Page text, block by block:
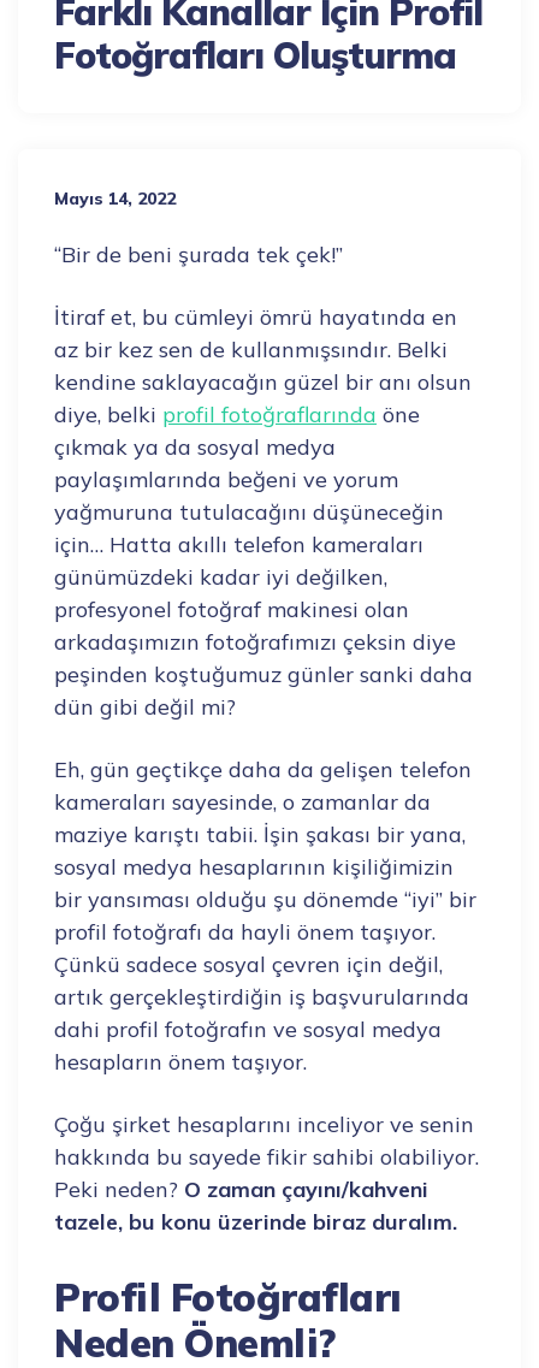
Farklı Kanallar İçin Profil
Fotoğrafları Oluşturma
Mayıs 14, 2022
“Bir de beni şurada tek çek!”
İtiraf et, bu cümleyi ömrü hayatında en
az bir kez sen de kullanmışsındır. Belki
kendine saklayacağın güzel bir anı olsun
diye, belki profil fotoğraflarında öne
çıkmak ya da sosyal medya
paylaşımlarında beğeni ve yorum
yağmuruna tutulacağını düşüneceğin
için… Hatta akıllı telefon kameraları
günümüzdeki kadar iyi değilken,
profesyonel fotoğraf makinesi olan
arkadaşımızın fotoğrafımızı çeksin diye
peşinden koştuğumuz günler sanki daha
dün gibi değil mi?
Eh, gün geçtikçe daha da gelişen telefon
kameraları sayesinde, o zamanlar da
maziye karıştı tabii. İşin şakası bir yana,
sosyal medya hesaplarının kişiliğimizin
bir yansıması olduğu şu dönemde “iyi” bir
profil fotoğrafı da hayli önem taşıyor.
Çünkü sadece sosyal çevren için değil,
artık gerçekleştirdiğin iş başvurularında
dahi profil fotoğrafın ve sosyal medya
hesapların önem taşıyor.
Çoğu şirket hesaplarını inceliyor ve senin
hakkında bu sayede fikir sahibi olabiliyor.
Peki neden? O zaman çayını/kahveni
tazele, bu konu üzerinde biraz duralım.
Profil Fotoğrafları
Neden Önemli?